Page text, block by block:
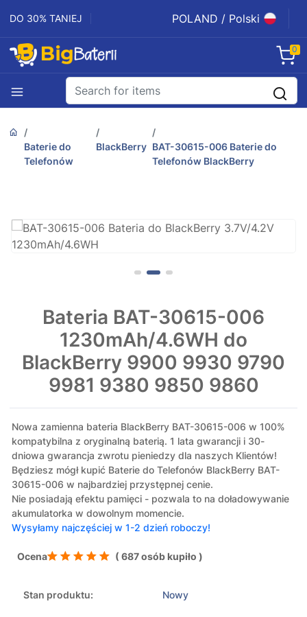
DO 30% TANIEJ POLAND / Polski
0
Baterie do
Telefonów
BlackBerry BAT-30615-006 Baterie do
Telefonów BlackBerry
Bateria BAT-30615-006
1230mAh/4.6WH do
BlackBerry 9900 9930 9790
9981 9380 9850 9860
Nowa zamienna bateria BlackBerry BAT-30615-006 w 100%
kompatybilna z oryginalną baterią. 1 lata gwarancji i 30-
dniowa gwarancja zwrotu pieniedzy dla naszych Klientów!
Będziesz mógł kupić Baterie do Telefonów BlackBerry BAT-
30615-006 w najbardziej przystępnej cenie.
Nie posiadają efektu pamięci - pozwala to na doładowywanie
akumulatorka w dowolnym momencie.
Wysyłamy najczęściej w 1-2 dzień roboczy!
Ocena ( 687 osób kupiło )
Stan produktu: Nowy